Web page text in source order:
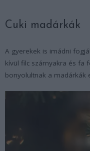
Cuki madárkák
A gyerekek is imádni
kívül filc szárnyakra és fa
bonyolultnak a madárkák